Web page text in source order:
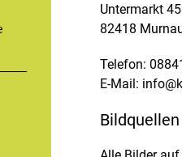
Untermarkt 45
82418
Telefon:
E-Mail:
Bildquellen